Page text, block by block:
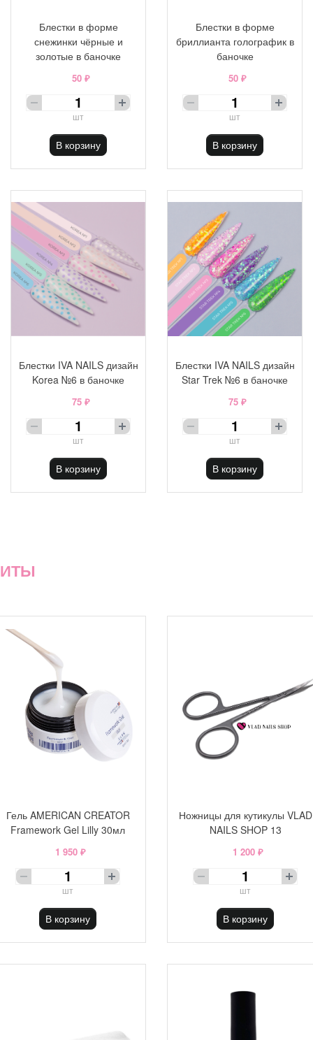
Блестки в форме
снежинки чёрные и
золотые в баночке
50 ₽
шт
В корзину
Блестки в форме
бриллианта голографик в
баночке
50 ₽
шт
В корзину
Блестки IVA NAILS дизайн
Korea №6 в баночке
75 ₽
шт
В корзину
Блестки IVA NAILS дизайн
Star Trek №6 в баночке
75 ₽
шт
В корзину
Гель AMERICAN CREATOR
Framework Gel Lilly 30мл
1 950 ₽
шт
В корзину
Ножницы для кутикулы VLAD
NAILS SHOP 13
1 200 ₽
шт
В корзину